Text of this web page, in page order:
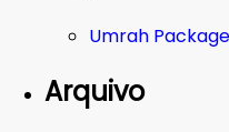
Umrah
Arquivo